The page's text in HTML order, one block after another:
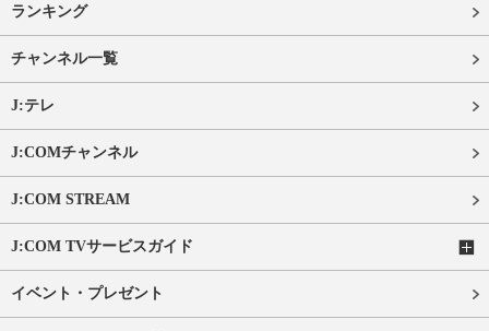
ランキング
チャンネル一覧
J:テレ
J:COMチャンネル
J:COM STREAM
J:COM TVサービスガイド
イベント・プレゼント